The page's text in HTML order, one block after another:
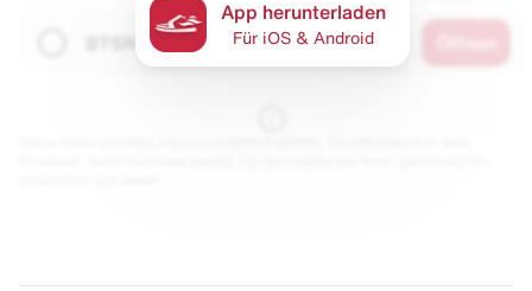
App herunterladen
Für iOS & Android